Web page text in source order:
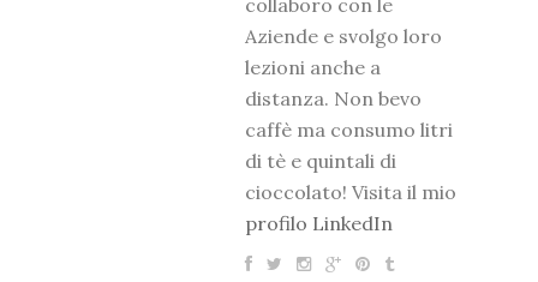
Aziende e svolgo loro
lezioni anche a
distanza. Non bevo
caffè ma consumo litri
di tè e quintali di
cioccolato! Visita il mio
profilo LinkedIn